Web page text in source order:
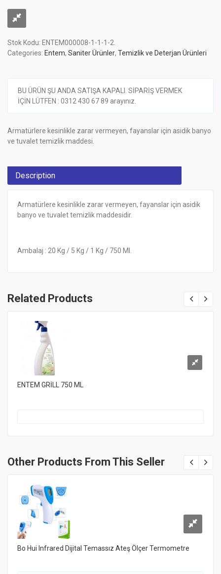
Stok Kodu: ENTEM000008-1-1-1-2
Categories: Entem, Saniter Ürünler, Temizlik ve Deterjan Ürünleri
BU ÜRÜN ŞU ANDA SATIŞA KAPALI. SİPARİŞ VERMEK
İÇİN LÜTFEN : 0312 430 67 89 arayınız.
Armatürlere kesinlikle zarar vermeyen, fayanslar için asidik banyo
ve tuvalet temizlik maddesi.
Description
Armatürlere kesinlikle zarar vermeyen, fayanslar için asidik
banyo ve tuvalet temizlik maddesidir.
Ambalaj : 20 Kg / 5 Kg / 1 Kg / 750 Ml.
Related Products
ENTEM GRİLL 750 ML
Other Products From This Seller
Bo Hui Infrared Dijital Temassız Ateş Ölçer Termometre